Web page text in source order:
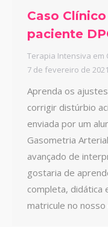
Caso
paciente
Terapia Intensiva em
7 de fevereiro de 2021
Aprenda os
corrigir distúrbio
enviada por um
Gasometria
avançado de
gostaria de
completa, didática
matricule no